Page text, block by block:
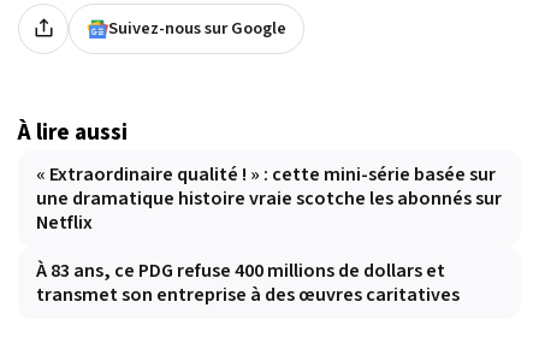
Suivez-nous sur Google
À lire aussi
« Extraordinaire qualité ! » : cette mini-série basée sur
une dramatique histoire vraie scotche les abonnés sur
Netflix
À 83 ans, ce PDG refuse 400 millions de dollars et
transmet son entreprise à des œuvres caritatives